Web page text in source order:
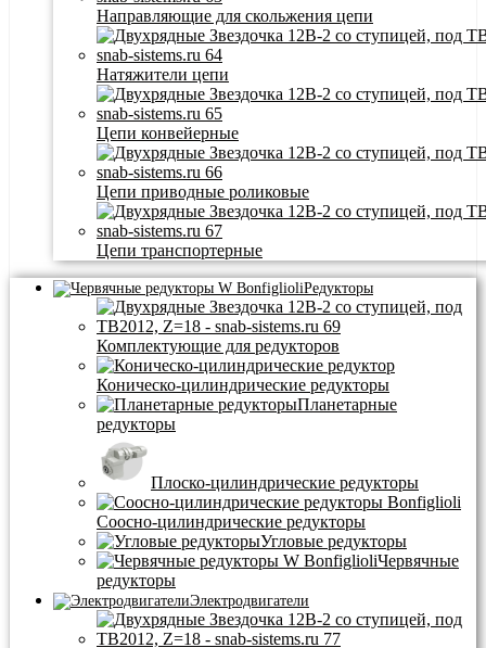
Направляющие для скольжения цепи
Натяжители цепи
Цепи конвейерные
Цепи приводные роликовые
Цепи транспортерные
Редукторы
Комплектующие для редукторов
Коническо-цилиндрические редукторы
Планетарные
редукторы
Плоско-цилиндрические редукторы
Соосно-цилиндрические редукторы
Угловые редукторы
Червячные
редукторы
Электродвигатели